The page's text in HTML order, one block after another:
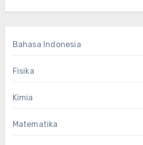
Bahasa Indonesia
Fisika
Kimia
Matematika